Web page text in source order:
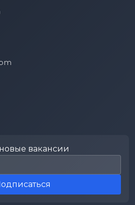
вакансии